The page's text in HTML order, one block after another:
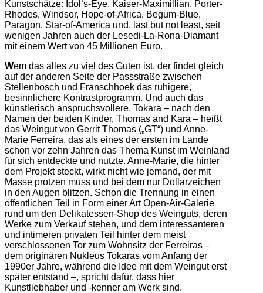
Kunstschätze: Idol’s-Eye, Kaiser-Maximillian, Porter-
Rhodes, Windsor, Hope-of-Africa, Begum-Blue,
Paragon, Star-of-America und, last but not least, seit
wenigen Jahren auch der Lesedi-La-Rona-Diamant
mit einem Wert von 45 Millionen Euro.
Wem das alles zu viel des Guten ist, der findet gleich
auf der anderen Seite der Passstraße zwischen
Stellenbosch und Franschhoek das ruhigere,
besinnlichere Kontrastprogramm. Und auch das
künstlerisch anspruchsvollere. Tokara – nach den
Namen der beiden Kinder, Thomas and Kara – heißt
das Weingut von Gerrit Thomas („GT“) und Anne-
Marie Ferreira, das als eines der ersten im Lande
schon vor zehn Jahren das Thema Kunst im Weinland
für sich entdeckte und nutzte. Anne-Marie, die hinter
dem Projekt steckt, wirkt nicht wie jemand, der mit
Masse protzen muss und bei dem nur Dollarzeichen
in den Augen blitzen. Schon die Trennung in einen
öffentlichen Teil in Form einer Art Open-Air-Galerie
rund um den Delikatessen-Shop des Weinguts, deren
Werke zum Verkauf stehen, und dem interessanteren
und intimeren privaten Teil hinter dem meist
verschlossenen Tor zum Wohnsitz der Ferreiras –
dem originären Nukleus Tokaras vom Anfang der
1990er Jahre, während die Idee mit dem Weingut erst
später entstand –, spricht dafür, dass hier
Kunstliebhaber und -kenner am Werk sind.